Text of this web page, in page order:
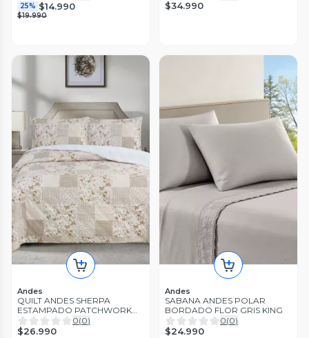
25% $14.990
$19.990
$34.990
Andes
QUILT ANDES SHERPA
ESTAMPADO PATCHWORK
BEIGE 1.5 P
0(0)
$26.990
Andes
SABANA ANDES POLAR
BORDADO FLOR GRIS KING
0(0)
$24.990